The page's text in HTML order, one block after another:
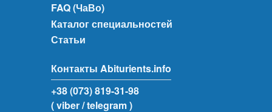
FAQ (ЧаВо)
Каталог специальностей
Статьи
Контакты Abiturients.info
+38 (073) 819-31-98
( viber/ telegram )